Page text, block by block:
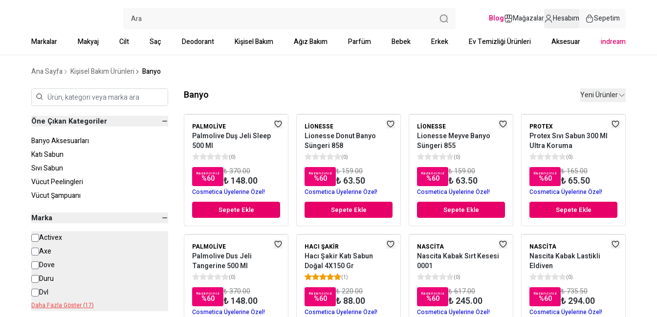
Blog Mağazalar Hesabım Sepetim
Markalar Makyaj Cilt Saç Deodorant Kişisel Bakım Ağız Bakım Parfüm Bebek Erkek Ev Temizliği Ürünleri Aksesuar indream
Ana Sayfa Kişisel Bakım Ürünleri Banyo
Öne Çıkan Kategoriler
Banyo Aksesuarları
Katı Sabun
Sıvı Sabun
Vücut Peelingleri
Vücut Şampuanı
Marka
Activex
Axe
Dove
Duru
Dvl
Daha Fazla Göster (17)
Banyo Yeni Ürünler
PALMOLIVE
Palmolive Duş Jeli Sleep
500 Ml
(0)
Kazancınız
%60
₺ 370.00
₺ 148.00
Cosmetica Üyelerine Özel!
Sepete Ekle
LIONESSE
Lionesse Donut Banyo
Süngeri 858
(0)
Kazancınız
%60
₺ 159.00
₺ 63.50
Cosmetica Üyelerine Özel!
Sepete Ekle
LIONESSE
Lionesse Meyve Banyo
Süngeri 855
(0)
Kazancınız
%60
₺ 159.00
₺ 63.50
Cosmetica Üyelerine Özel!
Sepete Ekle
PROTEX
Protex Sıvı Sabun 300 Ml
Ultra Koruma
(0)
Kazancınız
%60
₺ 165.00
₺ 65.50
Cosmetica Üyelerine Özel!
Sepete Ekle
PALMOLIVE
Palmolive Dus Jeli
Tangerine 500 Ml
(0)
Kazancınız
%60
₺ 370.00
₺ 148.00
Cosmetica Üyelerine Özel!
HACI ŞAKIR
Hacı Şakir Katı Sabun
Doğal 4X150 Gr
(1)
Kazancınız
%60
₺ 220.00
₺ 88.00
Cosmetica Üyelerine Özel!
NASCITA
Nascita Kabak Sırt Kesesi
0001
(0)
Kazancınız
%60
₺ 617.00
₺ 245.00
Cosmetica Üyelerine Özel!
NASCITA
Nascita Kabak Lastikli
Eldiven
(0)
Kazancınız
%60
₺ 735.50
₺ 294.00
Cosmetica Üyelerine Özel!